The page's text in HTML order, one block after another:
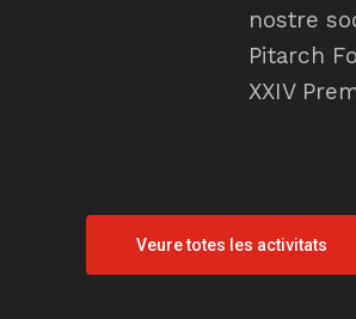
nostre
Pitarch
XXIV
Veure totes les activitats